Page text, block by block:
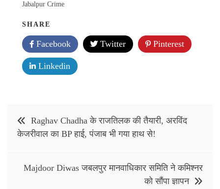
Jabalpur Crime
SHARE
Facebook Twitter Pinterest
Linkedin
Post
navigation
Raghav Chadha के राजतिलक की तैयारी, अरविंद
केजरीवाल का BP हाई, पंजाब भी गया हाथ से!
Majdoor Diwas जबलपुर मानवाधिकार समिति ने कमिश्नर
को सौंपा ज्ञापन